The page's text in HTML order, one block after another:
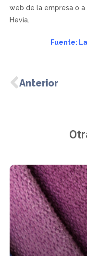
web de la empresa o a
Hevia.
Fuente:
Anterior